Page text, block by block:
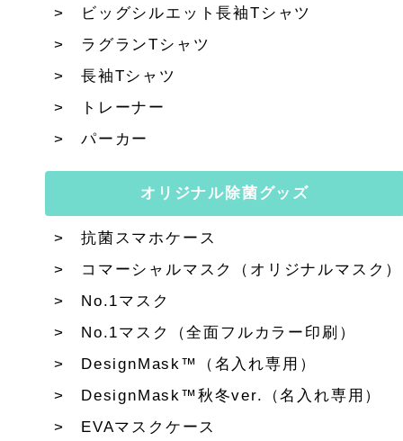
ビッグシルエット長袖Tシャツ
ラグランTシャツ
長袖Tシャツ
トレーナー
パーカー
オリジナル除菌グッズ
抗菌スマホケース
コマーシャルマスク（オリジナルマスク）
No.1マスク
No.1マスク（全面フルカラー印刷）
DesignMask™（名入れ専用）
DesignMask™秋冬ver.（名入れ専用）
EVAマスクケース